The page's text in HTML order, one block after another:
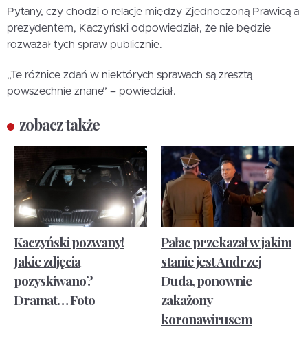
Pytany, czy chodzi o relacje między Zjednoczoną Prawicą a
prezydentem, Kaczyński odpowiedział, że nie będzie
rozważał tych spraw publicznie.
„Te różnice zdań w niektórych sprawach są zresztą
powszechnie znane” – powiedział.
zobacz także
Kaczyński pozwany!
Jakie zdjęcia
pozyskiwano?
Dramat… Foto
Pałac przekazał w jakim
stanie jest Andrzej
Duda, ponownie
zakażony
koronawirusem